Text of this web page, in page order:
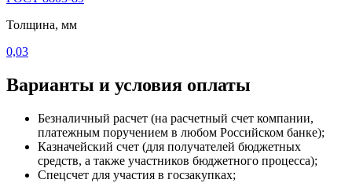
Толщина, мм
0,03
Варианты и условия оплаты
Безналичный расчет (на расчетный счет компании,
платежным поручением в любом Российском банке);
Казначейский счет (для получателей бюджетных
средств, а также участников бюджетного процесса);
Спецсчет для участия в госзакупках;